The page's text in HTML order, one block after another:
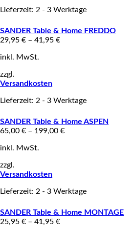
Lieferzeit: 2 - 3 Werktage
SANDER Table & Home FREDDO
29,95 € – 41,95 €
inkl. MwSt.
zzgl.
Versandkosten
Lieferzeit: 2 - 3 Werktage
SANDER Table & Home ASPEN
65,00 € – 199,00 €
inkl. MwSt.
zzgl.
Versandkosten
Lieferzeit: 2 - 3 Werktage
SANDER Table & Home MONTAGE
25,95 € – 41,95 €